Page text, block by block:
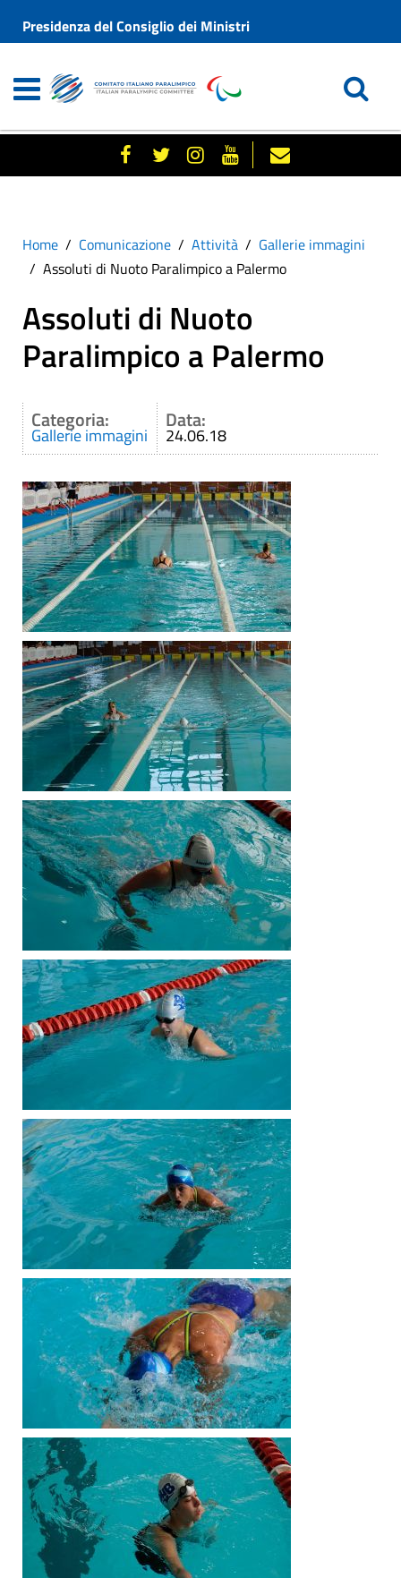
Presidenza del Consiglio dei Ministri
Home Comunicazione Attività
Gallerie immagini
Assoluti di Nuoto Paralimpico a Palermo
Assoluti di Nuoto
Paralimpico a Palermo
Categoria:
Gallerie immagini
Data:
24.06.18